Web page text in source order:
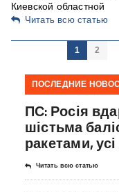
Киевской областной
Читать всю статью
1 2
ПОСЛЕДНИЕ
ПС: Росія
шістьма
ракетами,
Читать всю статью